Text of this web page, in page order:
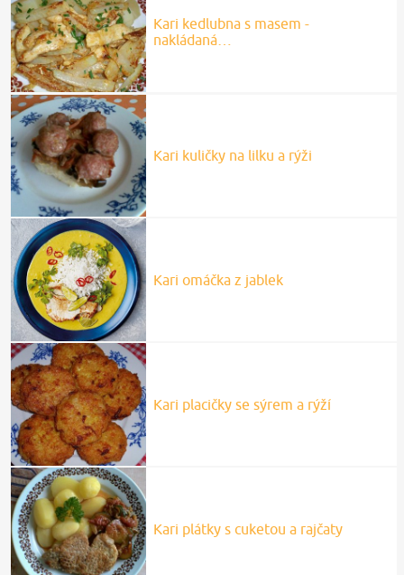
Kari kedlubna s masem -
nakládaná…
Kari kuličky na lilku a rýži
Kari omáčka z jablek
Kari placičky se sýrem a rýží
Kari plátky s cuketou a rajčaty